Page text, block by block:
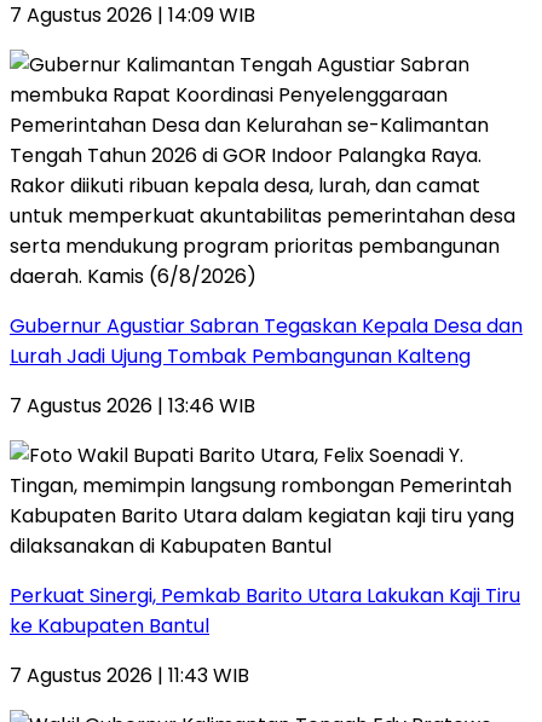
7 Agustus 2026 | 14:09 WIB
Gubernur Agustiar Sabran Tegaskan Kepala Desa dan
Lurah Jadi Ujung Tombak Pembangunan Kalteng
7 Agustus 2026 | 13:46 WIB
Perkuat Sinergi, Pemkab Barito Utara Lakukan Kaji Tiru
ke Kabupaten Bantul
7 Agustus 2026 | 11:43 WIB